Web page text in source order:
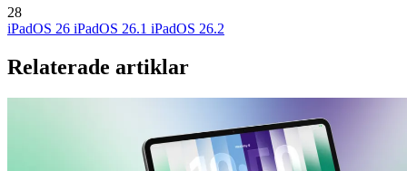
28
iPadOS 26 iPadOS 26.1 iPadOS 26.2
Relaterade artiklar